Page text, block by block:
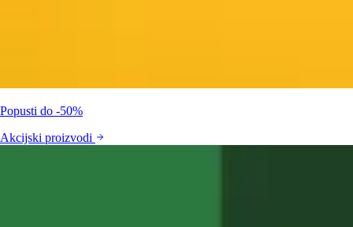
Popusti do -50%
Akcijski proizvodi